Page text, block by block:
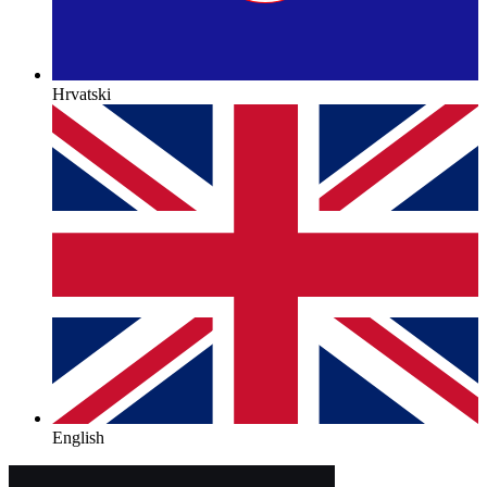
Hrvatski
English